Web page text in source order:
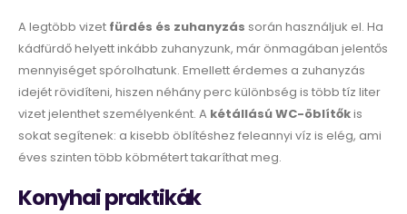
A legtöbb vizet fürdés és zuhanyzás során használjuk el. Ha
kádfürdő helyett inkább zuhanyzunk, már önmagában jelentős
mennyiséget spórolhatunk. Emellett érdemes a zuhanyzás
idejét rövidíteni, hiszen néhány perc különbség is több tíz liter
vizet jelenthet személyenként. A kétállású WC-öblítőkis
sokat segítenek: a kisebb öblítéshez feleannyi víz is elég, ami
éves szinten több köbmétert takaríthat meg.
Konyhai praktikák